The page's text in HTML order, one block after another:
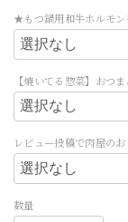
★もつ鍋用和牛ホルモ
【焼いてる惣菜】おつ
レビュー投稿で肉屋の
数量